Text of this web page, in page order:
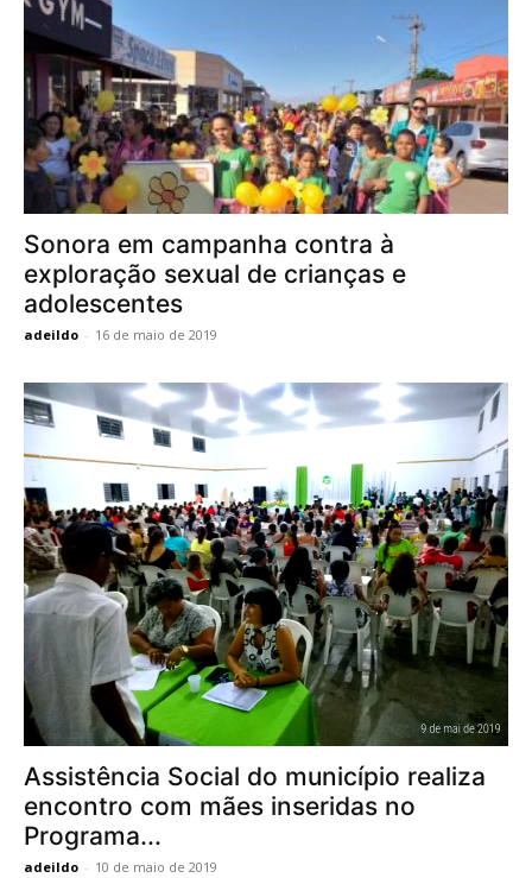
Sonora em campanha contra à
exploração sexual de crianças e
adolescentes
adeildo - 16 de maio de 2019
Assistência Social do município realiza
encontro com mães inseridas no
Programa...
adeildo - 10 de maio de 2019